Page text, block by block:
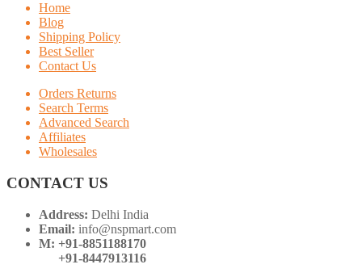
Home
Blog
Shipping Policy
Best Seller
Contact Us
Orders Returns
Search Terms
Advanced Search
Affiliates
Wholesales
CONTACT US
Address: Delhi India
Email: info@nspmart.com
M: +91-8851188170
+91-8447913116